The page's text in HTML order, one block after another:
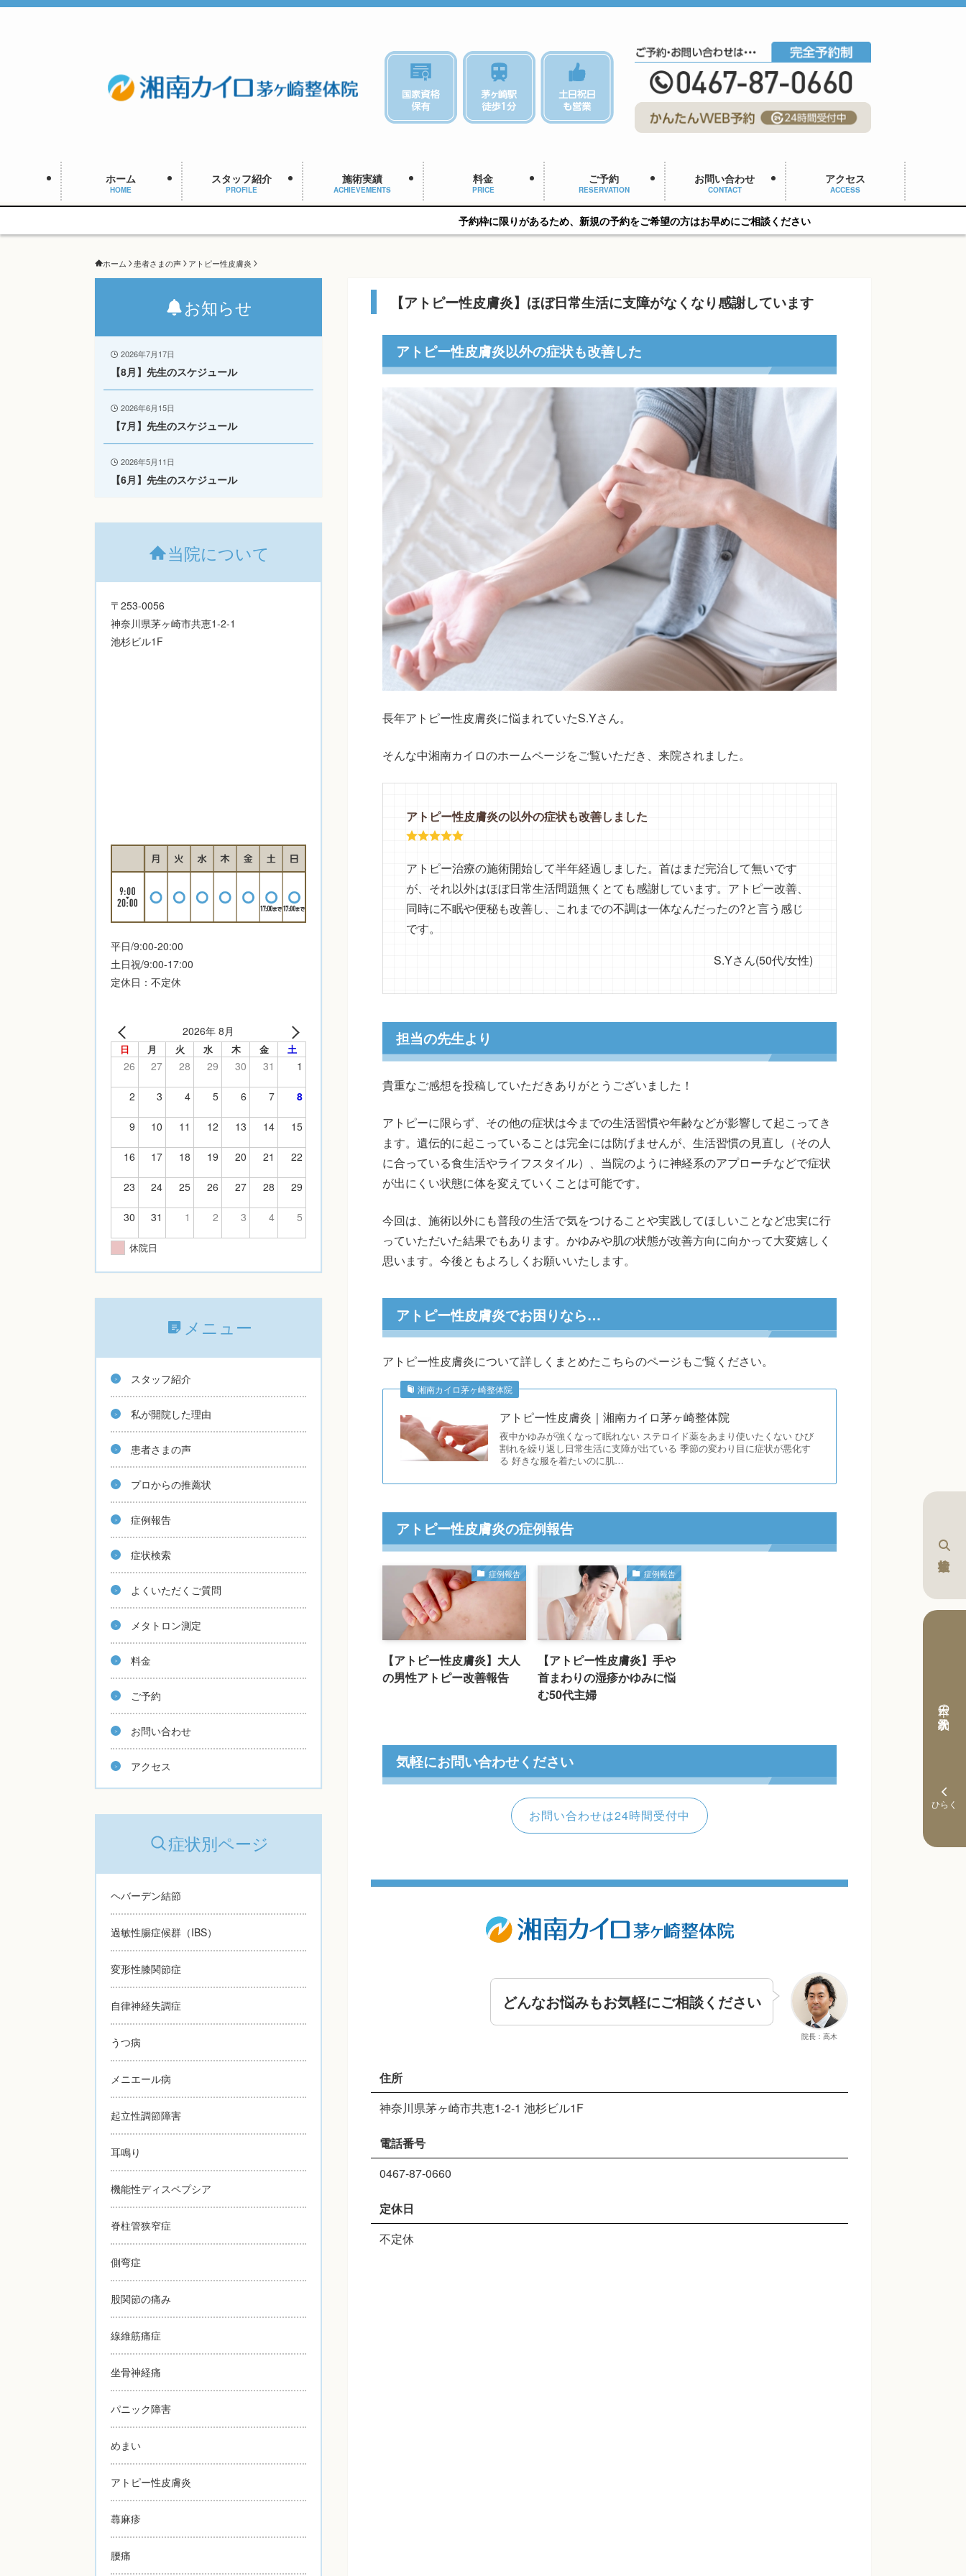
ホーム
HOME
スタッフ紹介
PROFILE
施術実績
ACHIEVEMENTS
料金
PRICE
ご予約
RESERVATION
お問い合わせ
CONTACT
アクセス
ACCESS
予約枠に限りがあるため、新規の予約をご希望の方はお早めにご相談ください
ホーム 患者さまの声 アトピー性皮膚炎
【アトピー性皮膚炎】ほぼ日常生活に支障がなくなり感謝しています
本日の予約状況
アトピー性皮膚炎以外の症状も改善した
長年アトピー性皮膚炎に悩まれていたS.Yさん。
そんな中湘南カイロのホームページをご覧いただき、来院されました。
アトピー性皮膚炎の以外の症状も改善しました
アトピー治療の施術開始して半年経過しました。首はまだ完治して無いです
が、それ以外はほぼ日常生活問題無くとても感謝しています。アトピー改善、
同時に不眠や便秘も改善し、これまでの不調は一体なんだったの?と言う感じ
です。
S.Yさん(50代/女性)
担当の先生より
貴重なご感想を投稿していただきありがとうございました！
アトピーに限らず、その他の症状は今までの生活習慣や年齢などが影響して起こってき
ます。遺伝的に起こっていることは完全には防げませんが、生活習慣の見直し（その人
に合っている食生活やライフスタイル）、当院のように神経系のアプローチなどで症状
が出にくい状態に体を変えていくことは可能です。
今回は、施術以外にも普段の生活で気をつけることや実践してほしいことなど忠実に行
っていただいた結果でもあります。かゆみや肌の状態が改善方向に向かって大変嬉しく
思います。今後ともよろしくお願いいたします。
アトピー性皮膚炎でお困りなら…
アトピー性皮膚炎について詳しくまとめたこちらのページもご覧ください。
湘南カイロ茅ヶ崎整体院
アトピー性皮膚炎｜湘南カイロ茅ヶ崎整体院
夜中かゆみが強くなって眠れない ステロイド薬をあまり使いたくない ひび
割れを繰り返し日常生活に支障が出ている 季節の変わり目に症状が悪化す
る 好きな服を着たいのに肌…
アトピー性皮膚炎の症例報告
症例報告
【アトピー性皮膚炎】大人
の男性アトピー改善報告
症例報告
【アトピー性皮膚炎】手や
首まわりの湿疹かゆみに悩
む50代主婦
気軽にお問い合わせください
お問い合わせは24時間受付中
院長：高木
どんなお悩みもお気軽にご相談ください
住所
神奈川県茅ヶ崎市共恵1-2-1 池杉ビル1F
電話番号
0467-87-0660
定休日
不定休
お知らせ
2026年7月17日
【8月】先生のスケジュール
2026年6月15日
【7月】先生のスケジュール
2026年5月11日
【6月】先生のスケジュール
当院について
〒253-0056
神奈川県茅ヶ崎市共恵1-2-1
池杉ビル1F
平日/9:00-20:00
土日祝/9:00-17:00
定休日：不定休
2026年 8月
日 月 火 水 木 金 土
26 27 28 29 30 31 1
2 3 4 5 6 7 8
9 10 11 12 13 14 15
16 17 18 19 20 21 22
23 24 25 26 27 28 29
30 31 1 2 3 4 5
休院日
メニュー
スタッフ紹介
私が開院した理由
患者さまの声
プロからの推薦状
症例報告
症状検索
よくいただくご質問
メタトロン測定
料金
ご予約
お問い合わせ
アクセス
症状別ページ
ヘバーデン結節
過敏性腸症候群（IBS）
変形性膝関節症
自律神経失調症
うつ病
メニエール病
起立性調節障害
耳鳴り
機能性ディスペプシア
脊柱管狭窄症
側弯症
股関節の痛み
線維筋痛症
坐骨神経痛
パニック障害
めまい
アトピー性皮膚炎
蕁麻疹
腰痛